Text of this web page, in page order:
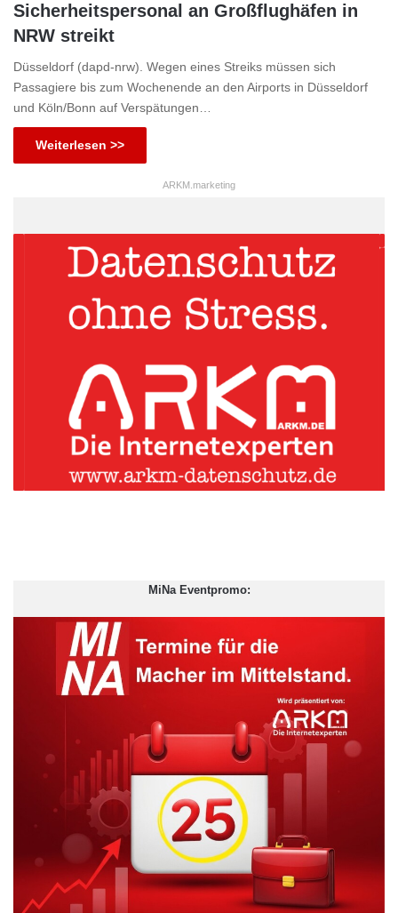
Sicherheitspersonal an Großflughäfen in
NRW streikt
Düsseldorf (dapd-nrw). Wegen eines Streiks müssen sich
Passagiere bis zum Wochenende an den Airports in Düsseldorf
und Köln/Bonn auf Verspätungen…
Weiterlesen >>
ARKM.marketing
MiNa Eventpromo: